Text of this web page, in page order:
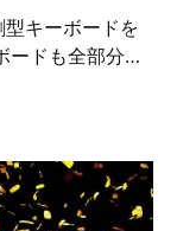
キーボードを
ードも全部分割